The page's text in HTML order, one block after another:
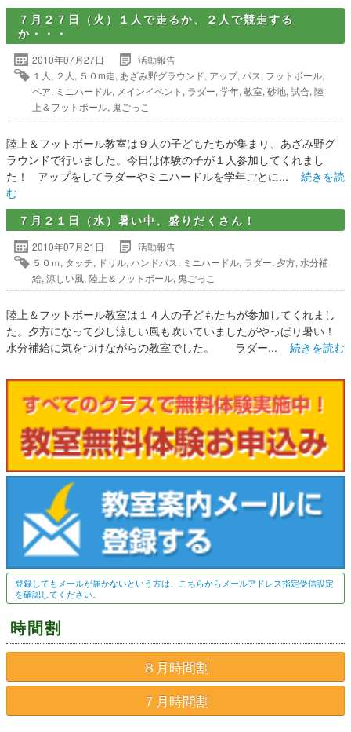
７月２７日（火）１人で走るか、２人で競走する
か・・・
2010年07月27日
活動報告
１人 , ２人 , ５０m走, あざみ野グラウンド, アップ, パス, フットボール,
ペア, ミニハードル, メインイベント , ラダー, 学年, 教室, 砂地, 試合, 陸
上＆フットボール, 鬼ごっこ
陸上＆フットボール教室は９人の子どもたちが集まり、あざみ野グ
ラウンドで行いました。今日は体験の子が１人参加してくれまし
た！ アップをしてラダーやミニハードルを学年ごとに... 続きを読
む
７月２１日（水）暑い中、盛りだくさん！
2010年07月21日
活動報告
５０ｍ, タッチ, ドリル, ハンドパス, ミニハードル, ラダー, 夕方, 水分補
給, 涼しい風, 陸上＆フットボール, 鬼ごっこ
陸上＆フットボール教室は１４人の子どもたちが参加してくれまし
た。夕方になって少し涼しい風も吹いていましたがやっぱり暑い！
水分補給に気をつけながらの教室でした。 ラダー... 続きを読む
登録してもメールが届かないという方は、こちらからメールアドレス指定受信設定
を確認してください。
時間割
８月時間割
７月時間割